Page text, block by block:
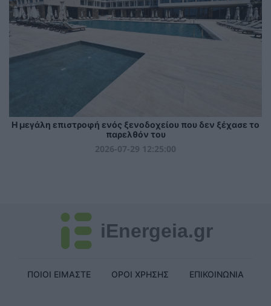
Η μεγάλη επιστροφή ενός ξενοδοχείου που δεν ξέχασε το
παρελθόν του
2026-07-29 12:25:00
iEnergeia.gr
ΠΟΙΟΙ ΕΙΜΑΣΤΕ ΟΡΟΙ ΧΡΗΣΗΣ ΕΠΙΚΟΙΝΩΝΙΑ